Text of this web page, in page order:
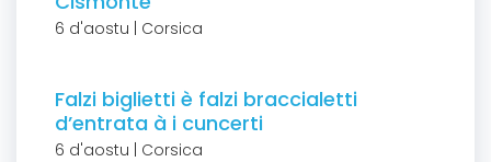
6 d'aostu | Corsica
Falzi biglietti è falzi braccialetti
d’entrata à i cuncerti
6 d'aostu | Corsica